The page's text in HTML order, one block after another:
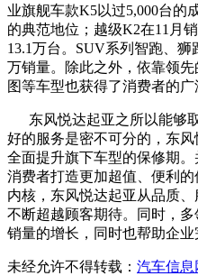
业旗舰车款K5以过5,000台的
的典范地位；越级K2在11月
13.1万台。SUV系列智跑、
万销量。除此之外，依靠领
图等车型也获得了消费者的广
东风悦达起亚之所以能够
好的服务是密不可分的，东风
全面提升旗下车型的保修期
消费者打造更加超值、便利
内核，东风悦达起亚从品质
不断超越顾客期待。同时，
销量的增长，同时也帮助企业
未经允许不得转载： 汽车信息